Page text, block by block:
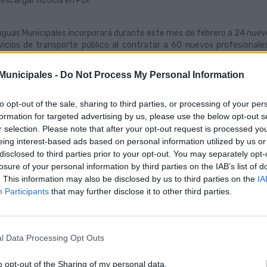
- Do Not Process My Personal Information
opt-out of the sale, sharing to third parties, or processing of your
for targeted advertising by us, please use the below opt-out
selection. Please note that after your opt-out request is processed
interest-based ads based on personal information utilized by us
to third parties prior to your opt-out. You may separately
of your personal information by third parties on the IAB’s list of
This information may also be disclosed by us to third parties on the
Participants that may further disclose it to other third parties.
Data Processing Opt Outs
opt-out of the Sharing of my personal data.
Municipales incorporará durante este mes de febrero a 24
de transporte público al contratar a 60 nuevos
de la bolsa de trabajo formada por los 173 aspirantes con
más de 1.100 candidatos.
de Movilidad de Las Palmas de Gran Canaria y presidente
Eduardo Ramírez, acompañado por el director general de la
a los 12 primeros conductores-perceptores de la nueva
que “ya son guagüeros y tienen un importante
“representan a una empresa que es punta de lanza en la movilidad
estos 24 nuevos refuerzos, que se suman a los 36 profesionales
de transporte eleva su dotación de personal al objeto de
desde 2020, cuando se agotó la anterior bolsa de
su oferta de servicios a los clientes.
nuevos conductores inician el
de incorporación a Guaguas